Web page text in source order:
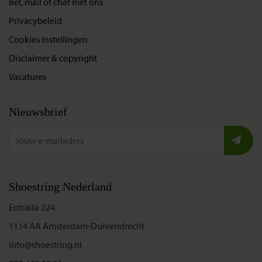
Privacybeleid
Cookies instellingen
Disclaimer & copyright
Vacatures
Nieuwsbrief
Shoestring Nederland
Entrada 224
1114 AA Amsterdam-Duivendrecht
info@shoestring.nl